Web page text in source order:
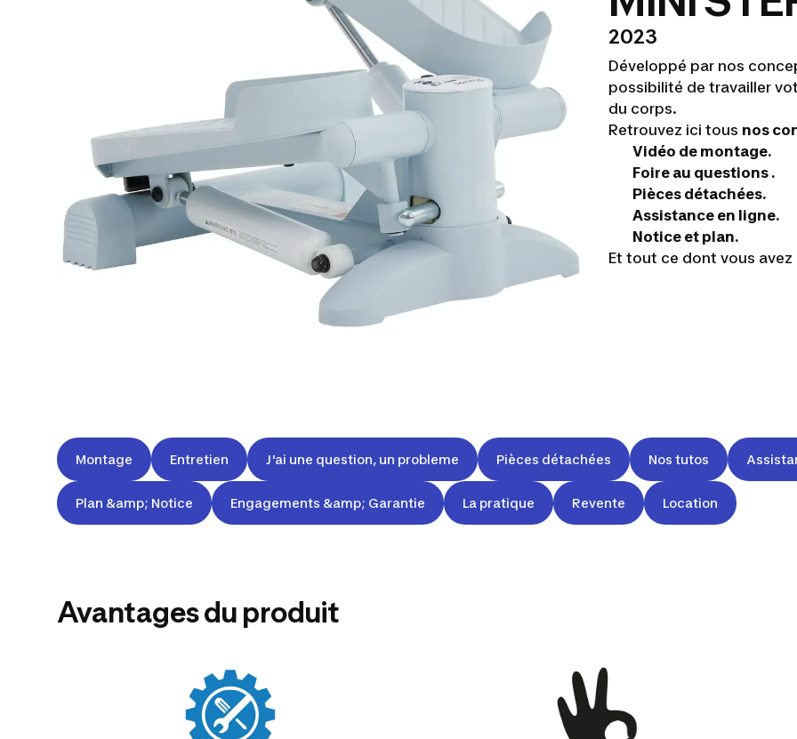
2023
Développé par nos
possibilité de travailler
du corps.
Retrouvez ici tous nos
Vidéo de montage.
Foire au questions .
Pièces détachées.
Assistance en ligne.
Notice et plan.
Et tout ce dont vous avez
Montage Entretien J'ai une question, un probleme Pièces détachées Nos tutos
Plan &amp; Notice Engagements &amp; Garantie La pratique Revente Location
Avantages du produit